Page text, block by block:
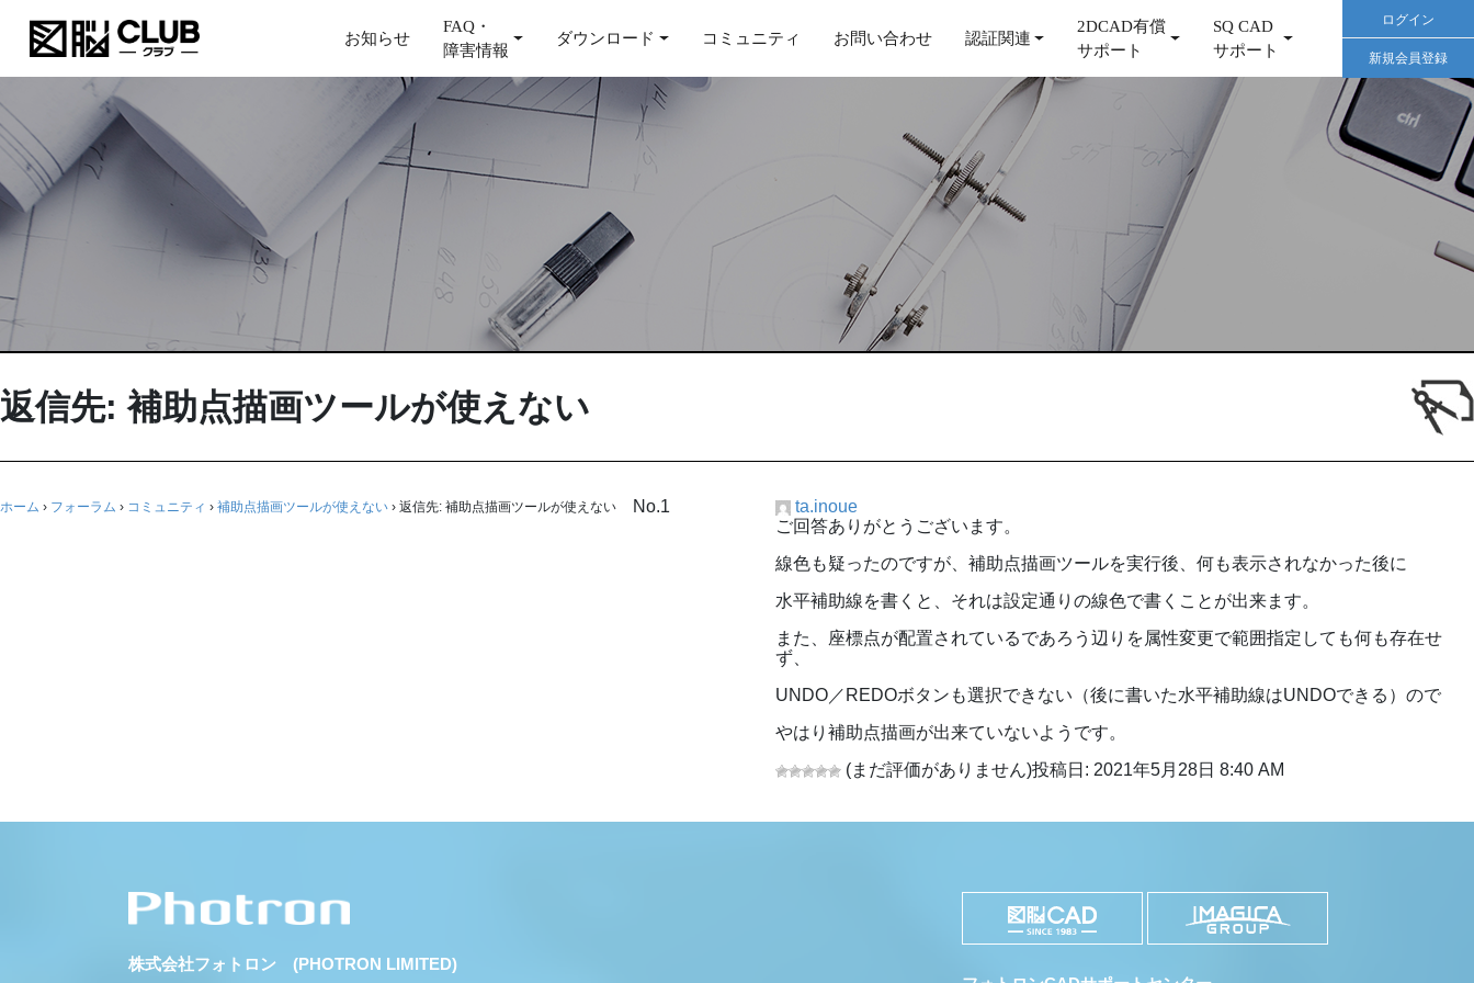
お知らせ
FAQ・
障害情報
ダウンロード コミュニティ お問い合わせ 認証関連
2DCAD有償
サポート
SQ CAD
サポート
ログイン
新規会員登録
返信先: 補助点描画ツールが使えない
ホーム › フォーラム › コミュニティ › 補助点描画ツールが使えない › 返信先: 補助点描画ツールが使えない No.1
ta.inoue
ご回答ありがとうございます。
線色も疑ったのですが、補助点描画ツールを実行後、何も表示されなかった後に
水平補助線を書くと、それは設定通りの線色で書くことが出来ます。
また、座標点が配置されているであろう辺りを属性変更で範囲指定しても何も存在せ
ず、
UNDO／REDOボタンも選択できない（後に書いた水平補助線はUNDOできる）ので
やはり補助点描画が出来ていないようです。
(まだ評価がありません)投稿日: 2021年5月28日 8:40 AM
株式会社フォトロン (PHOTRON LIMITED)